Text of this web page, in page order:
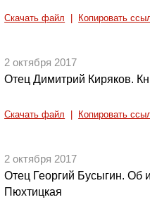
Скачать файл Копировать
2 октября 2017
Отец Димитрий Киряков.
Скачать файл Копировать
2 октября 2017
Отец Георгий Бусыгин. Об
Пюхтицкая